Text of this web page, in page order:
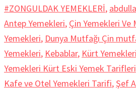
#ZONGULDAK YEMEKLERİ,
Antep Yemekleri, Çin Yemekleri Ve
Yemekleri, Dunya Mutfağı Çin
Yemekleri, Kebablar, Kürt
Yemekleri Kürt Eski Yemek Tarifleri
Kafe ve Otel Yemekleri Tarifi, Şef